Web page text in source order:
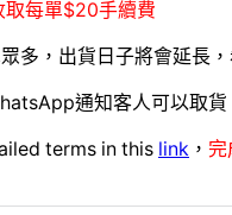
取每單$20手續費
多，出貨日子將會延長
通知客人可以取
terms in this link ， 完